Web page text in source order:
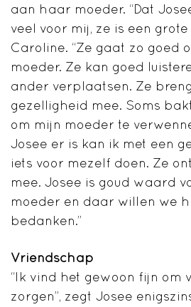
aan haar moeder. “Dat
veel voor mij, ze is een grote
Caroline. “Ze gaat zo goed
moeder. Ze kan goed
ander verplaatsen. Ze
gezelligheid mee. Soms
om mijn moeder te
Josee er is kan ik met een
iets voor mezelf doen. Ze
mee. Josee is goud waard
moeder en daar willen we
bedanken.”
Vriendschap
“Ik vind het gewoon fijn om
zorgen”, zegt Josee